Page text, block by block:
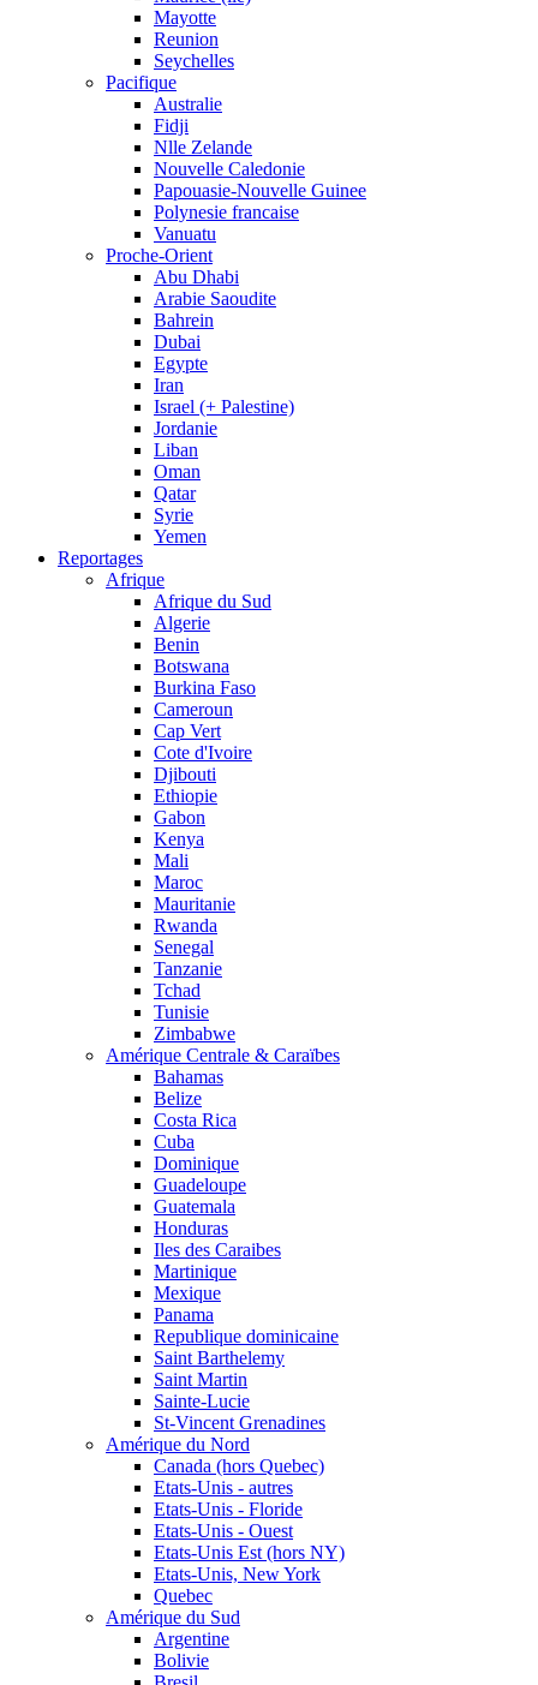
Mayotte
Reunion
Seychelles
Pacifique
Australie
Fidji
Nlle Zelande
Nouvelle Caledonie
Papouasie-Nouvelle Guinee
Polynesie francaise
Vanuatu
Proche-Orient
Abu Dhabi
Arabie Saoudite
Bahrein
Dubai
Egypte
Iran
Israel (+ Palestine)
Jordanie
Liban
Oman
Qatar
Syrie
Yemen
Reportages
Afrique
Afrique du Sud
Algerie
Benin
Botswana
Burkina Faso
Cameroun
Cap Vert
Cote d'Ivoire
Djibouti
Ethiopie
Gabon
Kenya
Mali
Maroc
Mauritanie
Rwanda
Senegal
Tanzanie
Tchad
Tunisie
Zimbabwe
Amérique Centrale & Caraïbes
Bahamas
Belize
Costa Rica
Cuba
Dominique
Guadeloupe
Guatemala
Honduras
Iles des Caraibes
Martinique
Mexique
Panama
Republique dominicaine
Saint Barthelemy
Saint Martin
Sainte-Lucie
St-Vincent Grenadines
Amérique du Nord
Canada (hors Quebec)
Etats-Unis - autres
Etats-Unis - Floride
Etats-Unis - Ouest
Etats-Unis Est (hors NY)
Etats-Unis, New York
Quebec
Amérique du Sud
Argentine
Bolivie